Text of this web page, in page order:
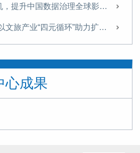
以WDO成立为契机，提升中国数据治理全球影响力
专家视角 | 杨涛：以文旅产业“四元循环”助力扩内需
性与适配性
的金融健康
股IPO为何如此火爆？
心成果